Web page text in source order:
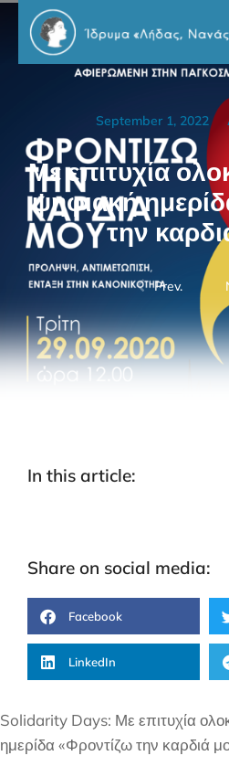
September 1, 2022
Με επιτυχία
ψηφιακή
την
Prev.
Solidarity Days: Με επιτυχία
ημερίδα «Φροντίζω την καρδιά
In this article:
Share on social media:
Facebook
LinkedIn